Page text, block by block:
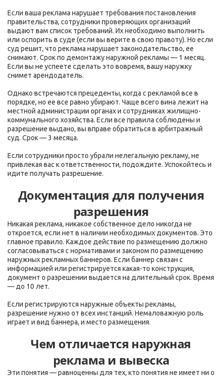
Если ваша реклама нарушает требования постановления
правительства, сотрудники проверяющих организаций
выдают вам список требований. Их необходимо выполнить
или оспорить в суде (если вы верите в свою правоту). Но если
суд решит, что реклама нарушает законодательство, ее
снимают. Срок по демонтажу наружной рекламы — 1 месяц.
Если вы не успеете сделать это вовремя, вашу наружку
снимет арендодатель.
Однако встречаются прецеденты, когда с рекламой все в
порядке, но ее все равно убирают. Чаще всего вина лежит на
местной администрации органах и сотрудниках жилищно-
коммунального хозяйства. Если все правила соблюдены и
разрешение выдано, вы вправе обратиться в арбитражный
суд. Срок — 3 месяца.
Если сотрудники просто убрали нелегальную рекламу, не
привлекая вас к ответственности, подождите. Успокойтесь и
идите получать разрешение.
Документация для получения
разрешения
Никакая реклама, никакое собственное дело никогда не
откроется, если нет в наличии необходимых документов. Это
главное правило. Каждое действие по размещению должно
согласовываться с нормативами и законом по размещению
наружных рекламных баннеров. Если баннер связан с
информацией или регистрируется какая-то конструкция,
документ о разрешении выдается на длительный срок. Время
— до 10 лет.
Если регистрируются наружные объекты рекламы,
разрешение нужно от всех инстанций. Немаловажную роль
играет и вид баннера, и место размещения.
Чем отличается наружная
реклама и вывеска
Эти понятия — равноценны для тех, кто понятия не имеет ни о